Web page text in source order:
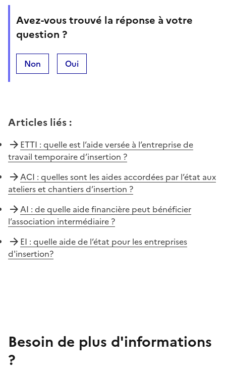
Avez-vous trouvé la réponse à votre
question ?
Non Oui
Articles liés :
ETTI : quelle est l’aide versée à l’entreprise de
travail temporaire d’insertion ?
ACI : quelles sont les aides accordées par l’état aux
ateliers et chantiers d’insertion ?
AI : de quelle aide financière peut bénéficier
l’association intermédiaire ?
EI : quelle aide de l’état pour les entreprises
d'insertion?
Besoin de plus d'informations
?